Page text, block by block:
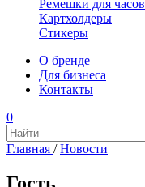
Ремешки для часов
Картхолдеры
Стикеры
О бренде
Для бизнеса
Контакты
0
Главная / Новости